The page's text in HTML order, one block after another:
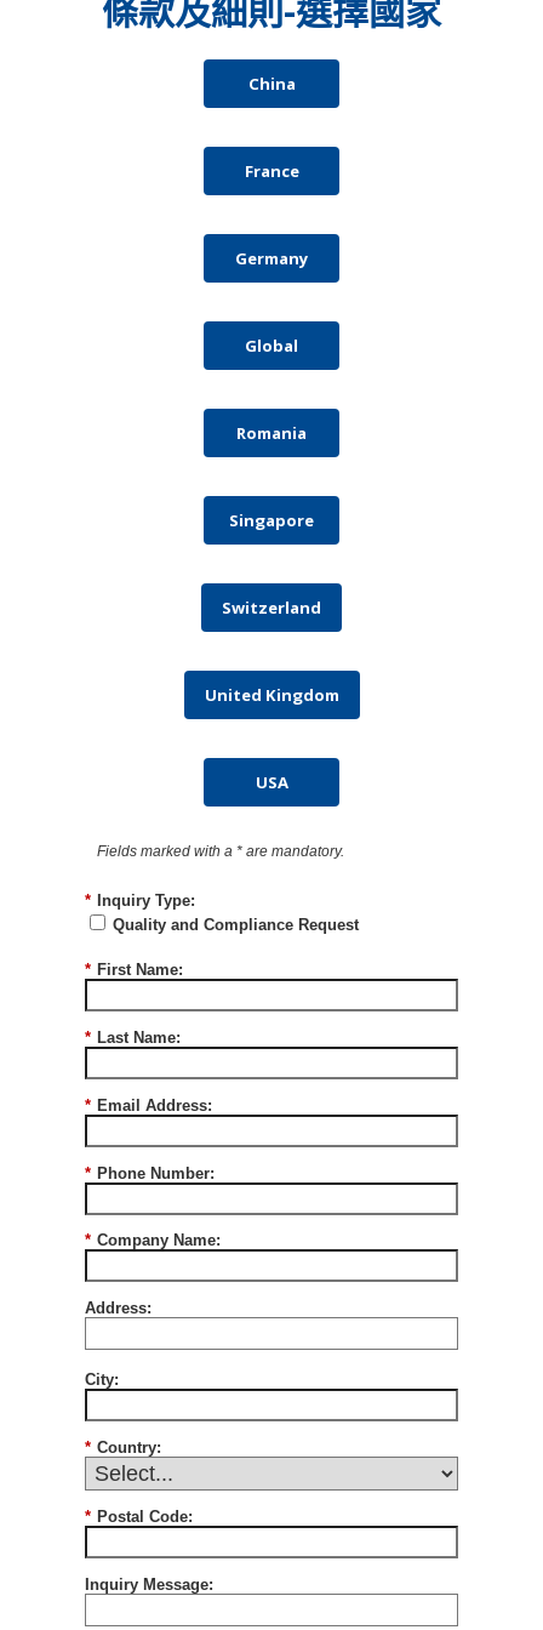
條款及細則-選擇國家
China
France
Germany
Global
Romania
Singapore
Switzerland
United Kingdom
USA
Fields marked with a * are mandatory.
* Inquiry Type:
Quality and Compliance Request
* First Name:
* Last Name:
* Email Address:
* Phone Number:
* Company Name:
Address:
City:
* Country:
* Postal Code:
Inquiry Message: